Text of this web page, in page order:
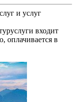
и услуг
входит
оплачивается в